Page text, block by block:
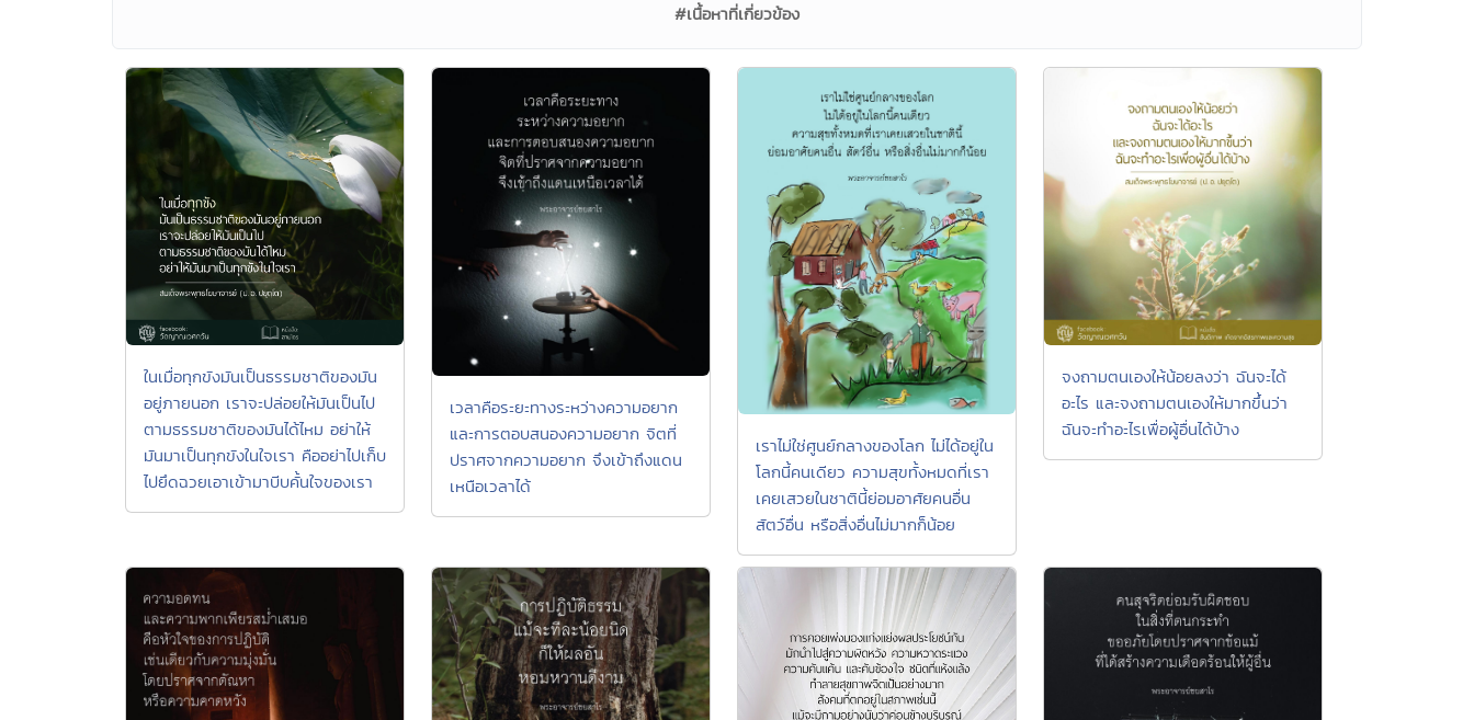
#เนื้อหาที่เกี่ยวข้อง
ในเมื่อทุกขังมันเป็นธรรมชาติของมัน
อยู่ภายนอก เราจะปล่อยให้มันเป็นไป
ตามธรรมชาติของมันได้ไหม อย่าให้
มันมาเป็นทุกขังในใจเรา คืออย่าไปเก็บ
ไปยึดฉวยเอาเข้ามาบีบคั้นใจของเรา
เวลาคือระยะทางระหว่างความอยาก
และการตอบสนองความอยาก จิตที่
ปราศจากความอยาก จึงเข้าถึงแดน
เหนือเวลาได้
เราไม่ใช่ศูนย์กลางของโลก ไม่ได้อยู่ใน
โลกนี้คนเดียว ความสุขทั้งหมดที่เรา
เคยเสวยในชาตินี้ย่อมอาศัยคนอื่น
สัตว์อื่น หรือสิ่งอื่นไม่มากก็น้อย
จงถามตนเองให้น้อยลงว่า ฉันจะได้
อะไร และจงถามตนเองให้มากขึ้นว่า
ฉันจะทำอะไรเพื่อผู้อื่นได้บ้าง